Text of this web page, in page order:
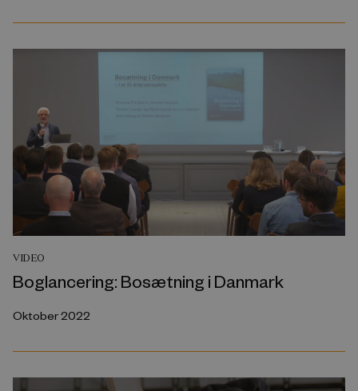
VIDEO
Boglancering: Bosætning i Danmark
Oktober 2022